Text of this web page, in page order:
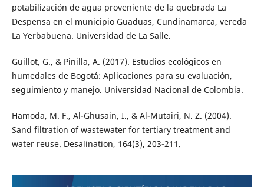
potabilización de agua proveniente de la quebrada La
Despensa en el municipio Guaduas, Cundinamarca, vereda
La Yerbabuena. Universidad de La Salle.
Guillot, G., & Pinilla, A. (2017). Estudios ecológicos en
humedales de Bogotá: Aplicaciones para su evaluación,
seguimiento y manejo. Universidad Nacional de Colombia.
Hamoda, M. F., Al-Ghusain, I., & Al-Mutairi, N. Z. (2004).
Sand filtration of wastewater for tertiary treatment and
water reuse. Desalination, 164(3), 203-211.